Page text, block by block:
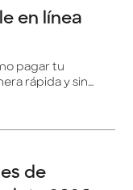
en línea
pagar tu
rápida y sin
y con la
pagos de
de